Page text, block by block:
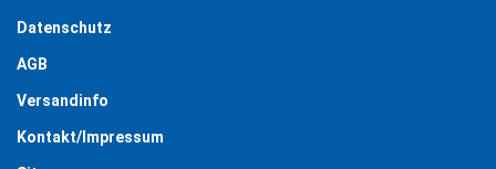
Datenschutz
AGB
Versandinfo
Kontakt/Impressum